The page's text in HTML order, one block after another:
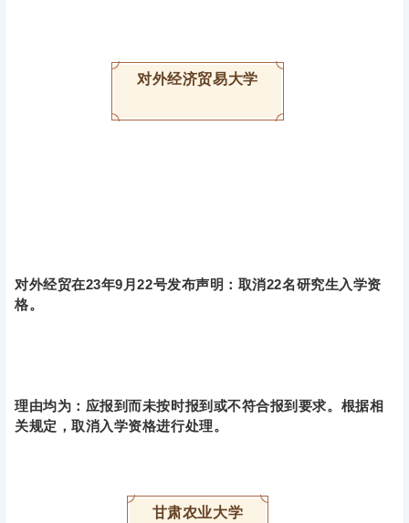
对外经济贸易大学
对外经贸在23年9月22号发布声明：取消22名研究生入学资
格。
理由均为：应报到而未按时报到或不符合报到要求。根据相
关规定，取消入学资格进行处理。
甘肃农业大学